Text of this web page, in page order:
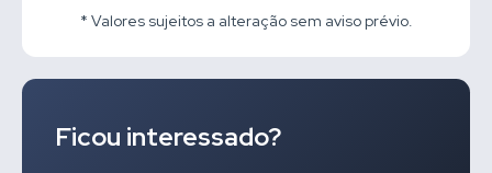
* Valores sujeitos a alteração sem aviso prévio.
Ficou interessado?